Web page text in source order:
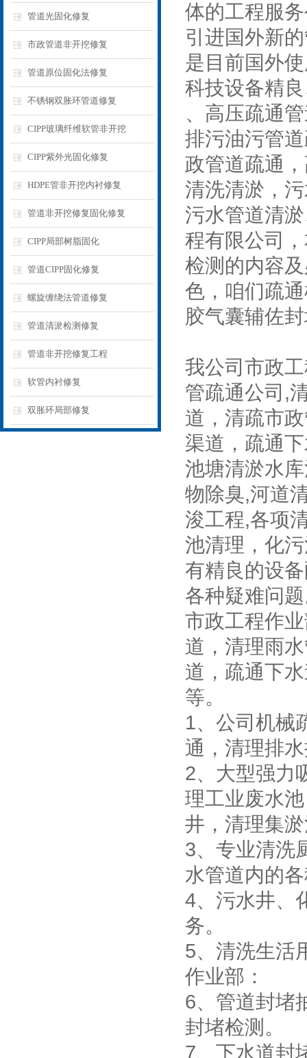
管道光固化修复
市政管道非开挖修复
管道原位固化法修复
不锈钢双胀环管道修复
CIPP玻璃纤维软管非开挖
CIPP紫外光固化修复
HDPE管非开挖内衬修复
管道非开挖修复固化修复
CIPP局部树脂固化
管道CIPP固化修复
螺旋缠绕法管道修复
管道清淤检测修复
管道非开挖修复工程
软管内衬修复
双胀环局部修复
体的工程服
引进国外新
是目前国外
科技设备精
、高压疏通
排污油污管
政管道疏通
清洗清淤，
污水管道清
程有限公司
检测的内容
色，咱们疏
胶气囊辅佐
我公司市政
管疏通公司,
道，清疏市
渠道，疏通
池塘清淤水
物除臭,河道
浚工程,各项
池清理，化
有精良的设
各种疑难问
市政工程作
道，清理雨
道，疏通下
等。
1、公司机械
通，清理排
2、大型强力
理工业废水
井，清理集
3、专业清洗
水管道内的
4、污水井、
务。
5、清洗生活
作业部：
6、管道封堵
封堵检测。
7、下水道封